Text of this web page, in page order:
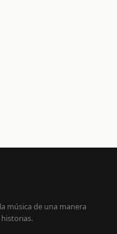
música de una manera